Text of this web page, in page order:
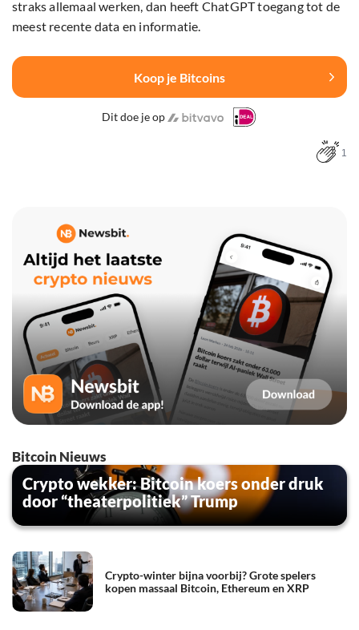
straks allemaal werken, dan heeft ChatGPT toegang tot de
meest recente data en informatie.
Koop je Bitcoins
Dit doe je op
1
Bitcoin Nieuws
Crypto wekker: Bitcoin koers onder druk
door “theaterpolitiek” Trump
Crypto-winter bijna voorbij? Grote spelers
kopen massaal Bitcoin, Ethereum en XRP